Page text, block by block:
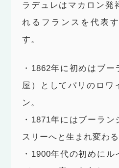
ラデュレはマカロン発
れるフランスを代表
す。
・1862年に初めはブ
屋）としてパリのロワ
ン。
・1871年にはブーラ
スリーへと生まれ変わる
・1900年代の初めに